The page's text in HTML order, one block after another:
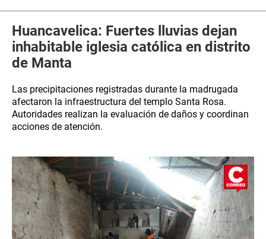
Huancavelica: Fuertes lluvias dejan
inhabitable iglesia católica en distrito
de Manta
Las precipitaciones registradas durante la madrugada
afectaron la infraestructura del templo Santa Rosa.
Autoridades realizan la evaluación de daños y coordinan
acciones de atención.